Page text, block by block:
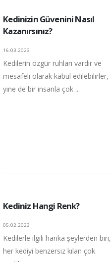
Kedinizin Güvenini Nasıl
Kazanırsınız?
16.03.2023
Kedilerin özgür ruhları vardır ve
mesafeli olarak kabul edilebilirler,
yine de bir insanla çok ...
Kediniz Hangi Renk?
05.02.2023
Kedilerle ilgili harika şeylerden biri,
her kediyi benzersiz kılan çok